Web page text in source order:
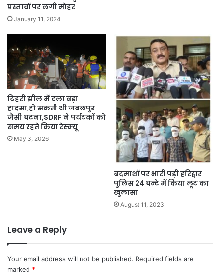
प्रस्तावों पर लगी मोहर
January 11, 2024
टिहरी झील में टला बड़ा
हादसा,हो सकती थी जबलपुर
जैसी घटना,SDRF ने पर्यटकों को
समय रहते किया रेस्क्यू
May 3, 2026
बदमाशों पर भारी पड़ी हरिद्वार
पुलिस 24 घन्टे में किया लूट का
खुलासा
August 11, 2023
Leave a Reply
Your email address will not be published. Required fields are
marked *